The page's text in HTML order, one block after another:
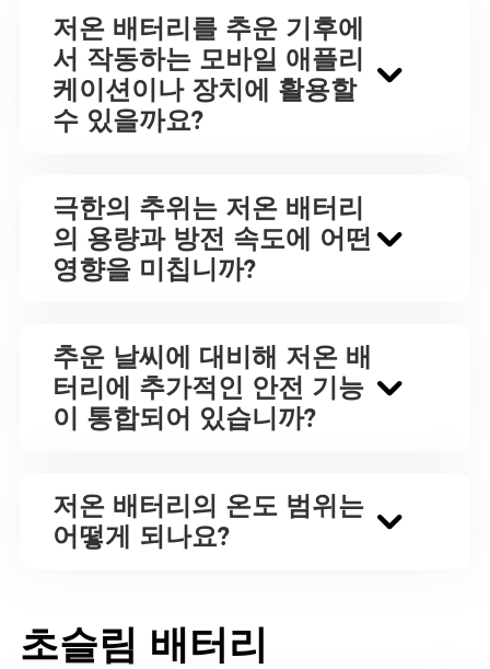
저온 배터리를 추운 기후에
서 작동하는 모바일 애플리
케이션이나 장치에 활용할
수 있을까요?
극한의 추위는 저온 배터리
의 용량과 방전 속도에 어떤
영향을 미칩니까?
추운 날씨에 대비해 저온 배
터리에 추가적인 안전 기능
이 통합되어 있습니까?
저온 배터리의 온도 범위는
어떻게 되나요?
초슬림 배터리